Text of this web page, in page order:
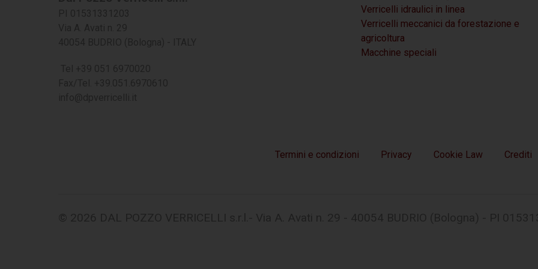
Verricelli idraulici in linea
Verricelli meccanici da forestazione e
agricoltura
Macchine speciali
Termini e condizioni Privacy Cookie Law Crediti